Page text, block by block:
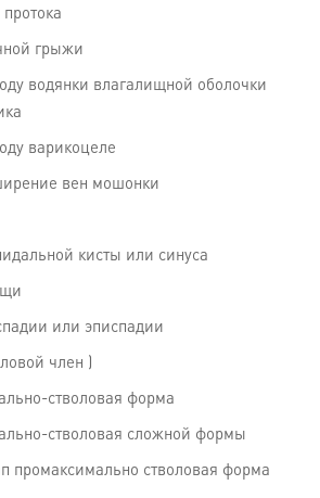
грыжи
водянки влагалищной оболочки
варикоцеле
вен мошонки
кисты или синуса
или эписпадии
член )
стволовая форма
стволовая сложной формы
промаксимально стволовая форма